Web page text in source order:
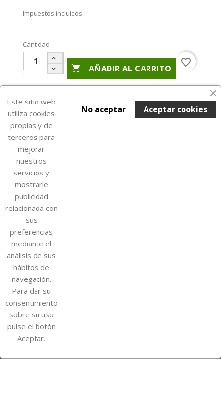
Impuestos incluidos
Cantidad
 AÑADIR AL CARRITO
favorite_border

Su cuenta
Información de la tienda
InstagramTikTok
Este sitio web
utiliza cookies
propias y de
terceros para
mejorar
nuestros
servicios y
mostrarle
publicidad
relacionada con
sus
preferencias
mediante el
análisis de sus
hábitos de
navegación.
Para dar su
consentimiento
sobre su uso
pulse el botón
Aceptar.
Aceptar cookies
No aceptar